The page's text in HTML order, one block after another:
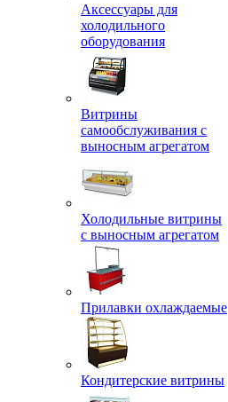
Аксессуары для
холодильного
оборудования
Витрины
самообслуживания с
выносным агрегатом
Холодильные витрины
с выносным агрегатом
Прилавки охлаждаемые
Кондитерские витрины